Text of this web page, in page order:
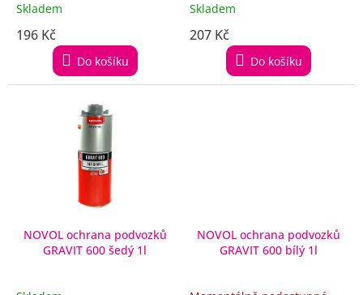
ůSkladem
196 Kč
Do košíku
Skladem
207 Kč
Do košíku
NOVOL ochrana podvozků
GRAVIT 600 šedý 1l
NOVOL ochrana podvozků
GRAVIT 600 bílý 1l